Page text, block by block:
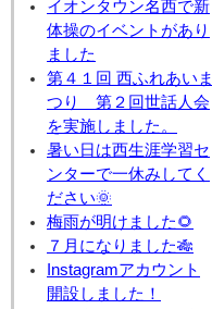
イオンタウン名西で新
体操のイベントがあり
ました
第４１回 西ふれあいま
つり 第２回世話人会
を実施しました。
暑い日は西生涯学習セ
ンターで一休みしてく
ださい🌞
梅雨が明けました🌻
７月になりました🎋
Instagramアカウント
開設しました！